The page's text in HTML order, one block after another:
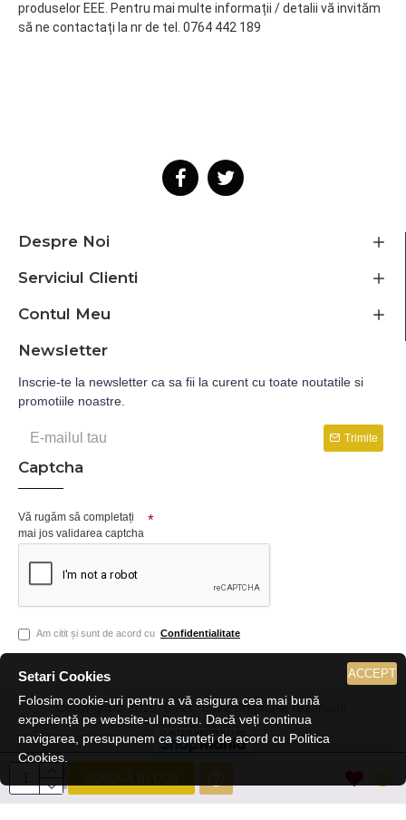
produselor EEE. Pentru mai multe informații / detalii vă invităm
să ne contactați la nr de tel. 0764 442 189
Despre Noi
Serviciul Clienti
Contul Meu
Newsletter
Inscrie-te la newsletter ca sa fii la curent cu toate noutatile si
promotiile noastre.
Trimite
Captcha
Vă rugăm să completați
mai jos validarea captcha
Am citit și sunt de acord cu Confidentialitate
Copyright © 2019, DiArt, Toate drepturile rezervate.
ACCEPT
Setari Cookies
Folosim cookie-uri pentru a vă asigura cea mai bună
experiență pe website-ul nostru. Dacă veți continua
navigarea, presupunem ca sunteți de acord cu Politica
Cookies.